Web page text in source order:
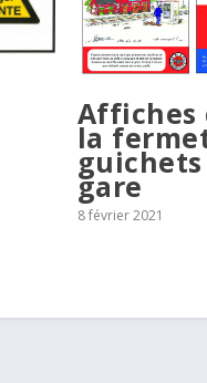
Affiches
la
gare
8 février 2021